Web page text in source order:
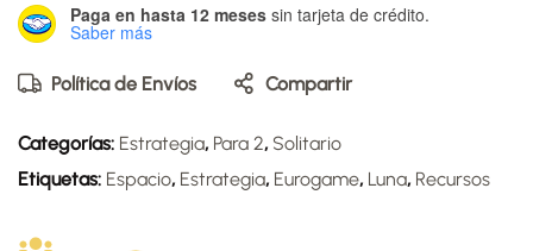
Paga en hasta 12 meses sin tarjeta de crédito.
Saber más
Política de Envíos Compartir
Categorías: Estrategia, Para 2, Solitario
Etiquetas: Espacio, Estrategia, Eurogame, Luna, Recursos